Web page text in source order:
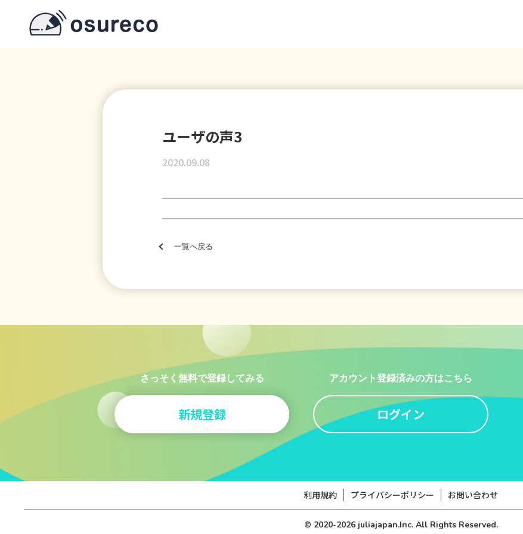
ユーザの声3
2020.09.08
一覧へ戻る
さっそく無料で登録してみる
新規登録
アカウント登録済みの方はこちら
ログイン
利用規約 プライバシーポリシー お問い合わせ
© 2020-2026 juliajapan.Inc.All Rights Reserved.